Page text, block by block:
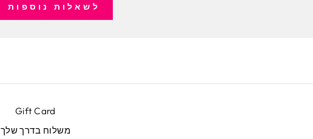
לשאלות נוספות
Gift Card
משלוח בדרך שלך